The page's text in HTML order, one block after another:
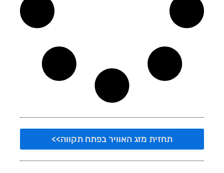
תחזית מזג האוויר בפתח תקווה>>